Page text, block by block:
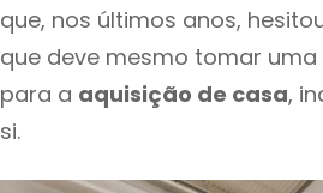
que, nos últimos anos,
que deve mesmo tomar
para a aquisição de casa,
si.